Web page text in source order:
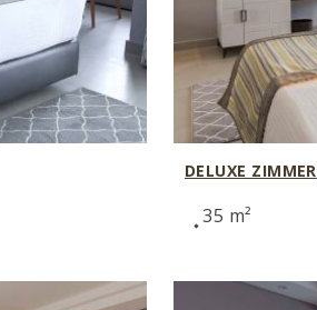
DELUXE ZIMMER
35 m²